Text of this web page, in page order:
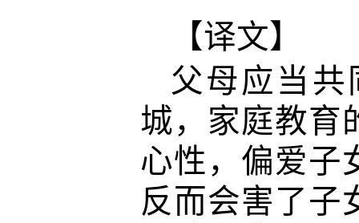
【译文】
父母应当
城，家庭教育
心性，偏爱子
反而会害了子